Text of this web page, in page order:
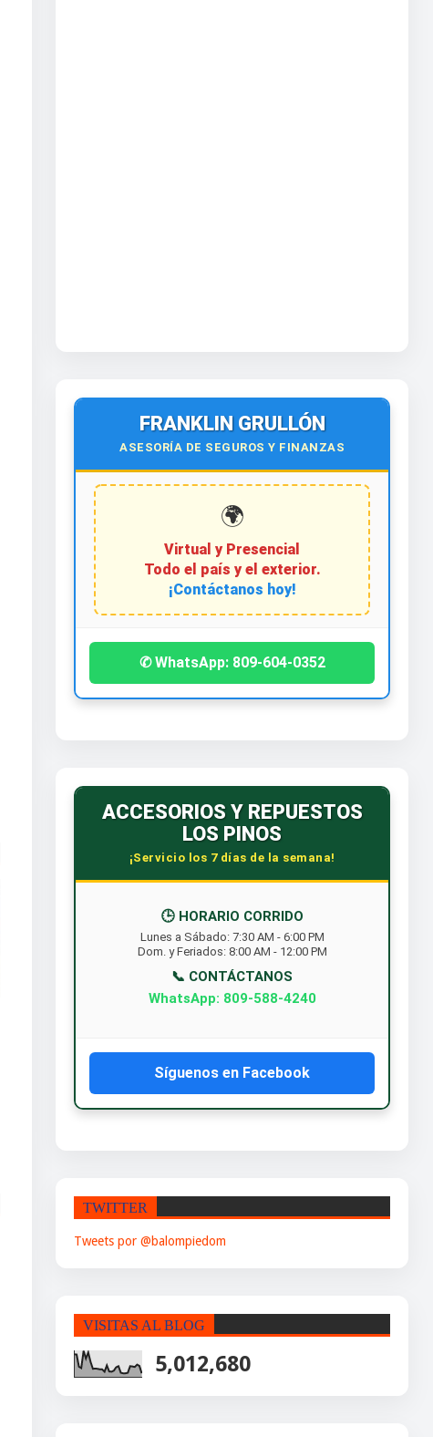
FRANKLIN GRULLÓN
ASESORÍA DE SEGUROS Y FINANZAS
🌍
Virtual y Presencial
Todo el país y el exterior.
¡Contáctanos hoy!
✆ WhatsApp: 809-604-0352
ACCESORIOS Y REPUESTOS
LOS PINOS
¡Servicio los 7 días de la semana!
🕒 HORARIO CORRIDO
Lunes a Sábado: 7:30 AM - 6:00 PM
Dom. y Feriados: 8:00 AM - 12:00 PM
📞 CONTÁCTANOS
WhatsApp: 809-588-4240
Síguenos en Facebook
TWITTER
Tweets por @balompiedom
VISITAS AL BLOG
5,012,680